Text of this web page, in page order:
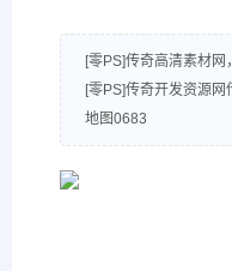
[零PS]传奇高清素材
[零PS]传奇开发资源
地图0683